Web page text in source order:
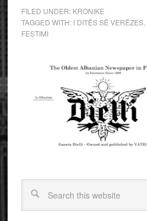
FILED UNDER: KRONIKE
TAGGED WITH: I DITËS SË VERËZES,
FESTIMI